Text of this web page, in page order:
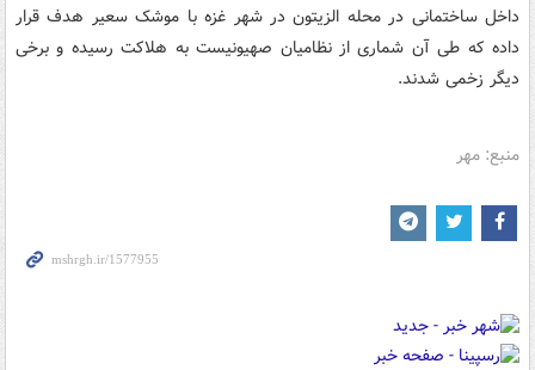
داخل ساختمانی در محله الزیتون در شهر غزه با موشک سعیر هدف قرار
داده که طی آن شماری از نظامیان صهیونیست به هلاکت رسیده و برخی
دیگر زخمی شدند.
منبع: مهر